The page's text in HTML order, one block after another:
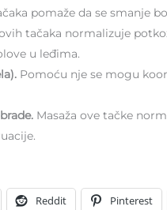
pomaže da se smanje
tačaka normalizuje
u leđima.
Pomoću nje se mogu
Masaža ove tačke
Reddit Pinterest